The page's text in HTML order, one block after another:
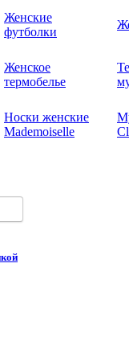
Женские
футболки
Женское
термобелье
Носки женские
Mademoiselle